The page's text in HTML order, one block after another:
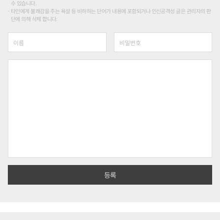
수 있습니다.
타인에게 불쾌감을 주는 욕설 등 비하하는 단어가 내용에 포함되거나 인신공격성 글은 관리자의 판
단에 의해 삭제 합니다.